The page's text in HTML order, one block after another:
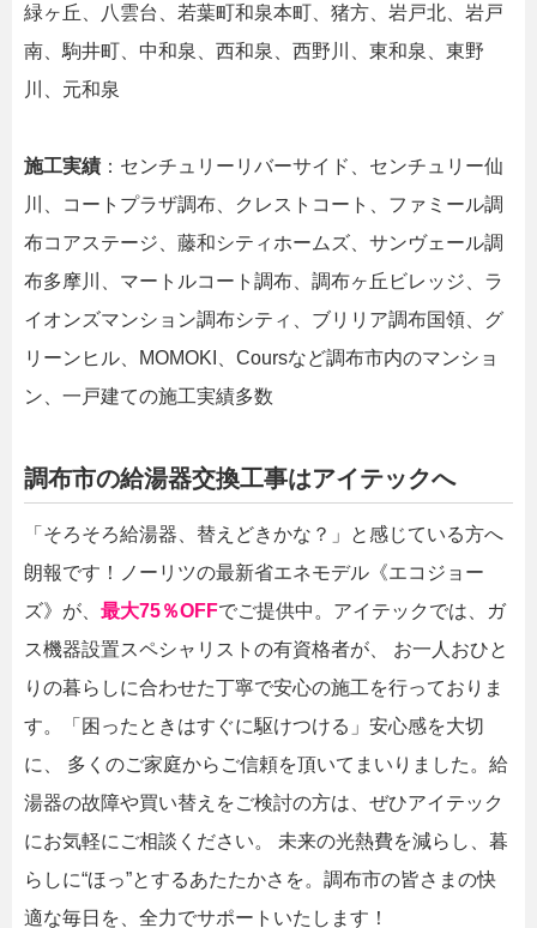
緑ヶ丘、八雲台、若葉町和泉本町、猪方、岩戸北、岩戸
南、駒井町、中和泉、西和泉、西野川、東和泉、東野
川、元和泉
施工実績 ：センチュリーリバーサイド、センチュリー仙
川、コートプラザ調布、クレストコート、ファミール調
布コアステージ、藤和シティホームズ、サンヴェール調
布多摩川、マートルコート調布、調布ヶ丘ビレッジ、ラ
イオンズマンション調布シティ、ブリリア調布国領、グ
リーンヒル、MOMOKI、Coursなど調布市内のマンショ
ン、一戸建ての施工実績多数
調布市の給湯器交換工事はアイテックへ
「そろそろ給湯器、替えどきかな？」と感じている方へ
朗報です！ノーリツの最新省エネモデル《エコジョー
ズ》が、 最大75％OFFでご提供中。アイテックでは、ガ
ス機器設置スペシャリストの有資格者が、 お一人おひと
りの暮らしに合わせた丁寧で安心の施工を行っておりま
す。「困ったときはすぐに駆けつける」安心感を大切
に、 多くのご家庭からご信頼を頂いてまいりました。給
湯器の故障や買い替えをご検討の方は、ぜひアイテック
にお気軽にご相談ください。 未来の光熱費を減らし、暮
らしに“ほっ”とするあたたかさを。調布市の皆さまの快
適な毎日を、全力でサポートいたします！